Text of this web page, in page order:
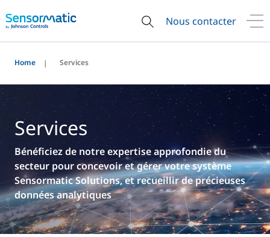
Nous contacter
Home Services
Services
Bénéficiez de notre expertise approfondie du
secteur pour concevoir et gérer votre système
Sensormatic Solutions, et recueillir de précieuses
données analytiques